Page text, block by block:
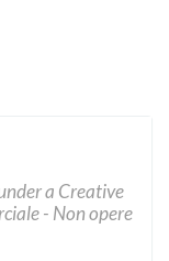
a Creative
- Non opere